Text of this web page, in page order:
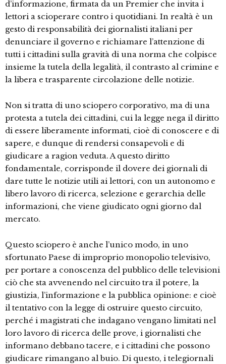
d’informazione, firmata da un Premier che invita i
lettori a scioperare contro i quotidiani. In realtà è un
gesto di responsabilità dei giornalisti italiani per
denunciare il governo e richiamare l’attenzione di
tutti i cittadini sulla gravità di una norma che colpisce
insieme la tutela della legalità, il contrasto al crimine e
la libera e trasparente circolazione delle notizie.
Non si tratta di uno sciopero corporativo, ma di una
protesta a tutela dei cittadini, cui la legge nega il diritto
di essere liberamente informati, cioè di conoscere e di
sapere, e dunque di rendersi consapevoli e di
giudicare a ragion veduta. A questo diritto
fondamentale, corrisponde il dovere dei giornali di
dare tutte le notizie utili ai lettori, con un autonomo e
libero lavoro di ricerca, selezione e gerarchia delle
informazioni, che viene giudicato ogni giorno dal
mercato.
Questo sciopero è anche l’unico modo, in uno
sfortunato Paese di improprio monopolio televisivo,
per portare a conoscenza del pubblico delle televisioni
ciò che sta avvenendo nel circuito tra il potere, la
giustizia, l’informazione e la pubblica opinione: e cioè
il tentativo con la legge di ostruire questo circuito,
perché i magistrati che indagano vengano limitati nel
loro lavoro di ricerca delle prove, i giornalisti che
informano debbano tacere, e i cittadini che possono
giudicare rimangano al buio. Di questo, i telegiornali